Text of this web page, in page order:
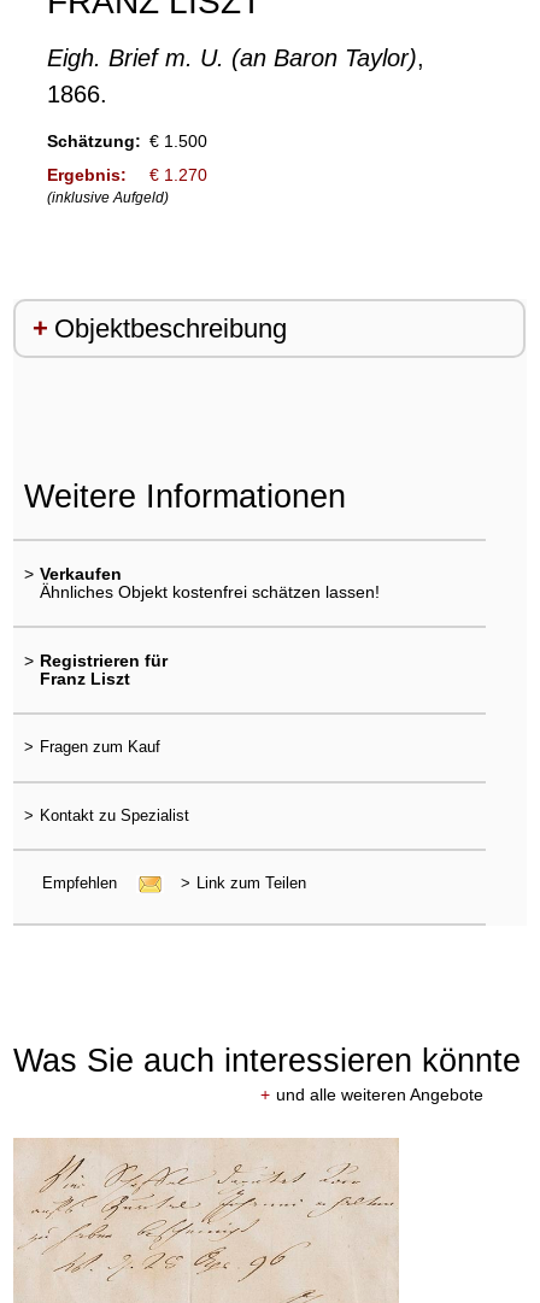
Eigh. Brief m. U. (an Baron Taylor),
1866.
Schätzung: € 1.500
Ergebnis:
€ 1.270
(inklusive Aufgeld)
Objektbeschreibung
Weitere Informationen
> Verkaufen
Ähnliches Objekt kostenfrei schätzen lassen!
> Registrieren für
Franz Liszt
> Fragen zum Kauf
> Kontakt zu Spezialist
Empfehlen > Link zum Teilen
Was Sie auch interessieren könnte
+ und alle weiteren Angebote